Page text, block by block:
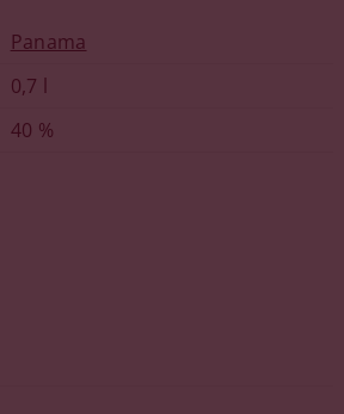
Panama
0,7 l
40 %